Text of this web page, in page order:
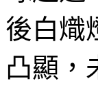
後白熾
凸顯，